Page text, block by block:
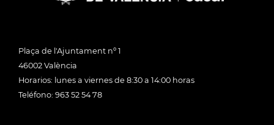
Plaça de l'Ajuntament nº 1
46002 València
Horarios: lunes a viernes de 8:30 a 14:00 horas
Teléfono: 963 52 54 78